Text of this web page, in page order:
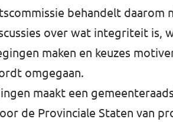
behandelt daarom
over wat integriteit is,
maken en keuzes
omgegaan.
maakt een
de Provinciale Staten van